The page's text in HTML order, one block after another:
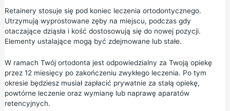
Retainery stosuje się pod koniec leczenia ortodontycznego.
Utrzymują wyprostowane zęby na miejscu, podczas gdy
otaczające dziąsła i kość dostosowują się do nowej pozycji.
Elementy ustalające mogą być zdejmowane lub stałe.
W ramach Twój ortodonta jest odpowiedzialny za Twoją opiekę
przez 12 miesięcy po zakończeniu zwykłego leczenia. Po tym
okresie będziesz musiał zapłacić prywatnie za stałą opiekę,
powtórne leczenie oraz wymianę lub naprawę aparatów
retencyjnych.